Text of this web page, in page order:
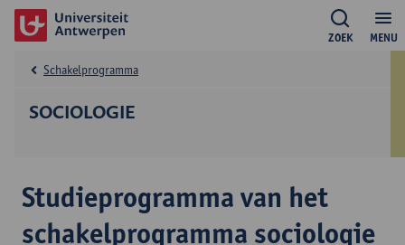
MENU
ZOEK
SOCIOLOGIE
Schakelprogramma
Studieprogramma van het
schakelprogramma sociologie